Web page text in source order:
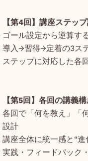
【第4回】講座ステッ
ゴール設定から逆算す
導入→習得→定着の3ス
ステップに対応した各
【第5回】各回の講義
各回で「何を教え」「
設計
講座全体に統一感と“
実践・フィードバック